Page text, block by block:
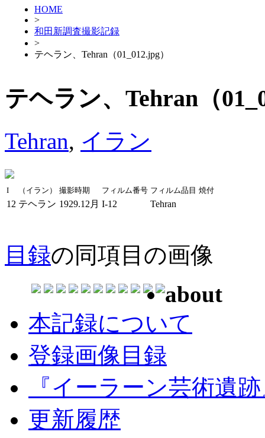
HOME
>
和田新調査撮影記録
>
テヘラン、Tehran（01_012.jpg）
テヘラン、Tehran（
Tehran, イラン
I （イラン） 撮影時期 フィルム番号 フィルム品目 焼付
12 テヘラン 1929.12月 I-12 Tehran
目録の同項目の画像
about
本記録について
登録画像目録
『イーラーン芸術遺
更新履歴